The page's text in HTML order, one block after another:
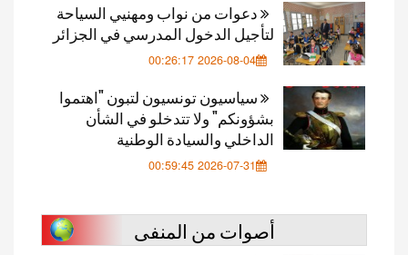
دعوات من نواب ومهنيي السياحة
لتأجيل الدخول المدرسي في الجزائر
2026-08-04 00:26:17
سياسيون تونسيون لتبون "اهتموا
بشؤونكم" ولا تتدخلو في الشأن
الداخلي والسيادة الوطنية
2026-07-31 00:59:45
أصوات من المنفى